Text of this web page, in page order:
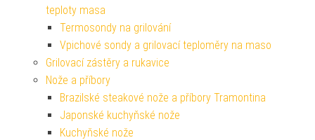
teploty masa
Termosondy na grilování
Vpichové sondy a grilovací teploměry na maso
Grilovací zástěry a rukavice
Nože a příbory
Brazilské steakové nože a příbory Tramontina
Japonské kuchyňské nože
Kuchyňské nože